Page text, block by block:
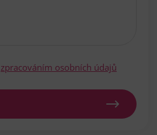
zpracováním osobních údajů